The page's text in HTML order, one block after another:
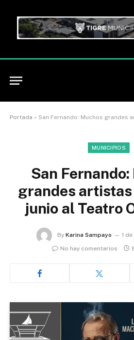
Portada » San Fernando: Muchos grandes artistas
MUNICIPIOS
San
grandes
junio al Teatro
By Karina Sampayo
1
No hay comentarios